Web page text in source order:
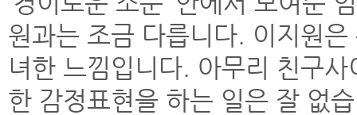
원과는 조금 다릅니다. 이지원
녀한 느낌입니다. 아무리 친구
한 감정표현을 하는 일은 잘 없